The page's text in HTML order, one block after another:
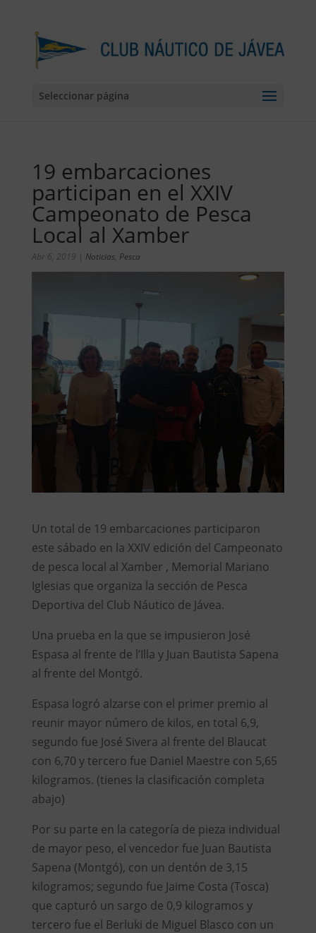
Seleccionar página
19 embarcaciones
participan en el XXIV
Campeonato de Pesca
Local al Xamber
Abr 6, 2019 | Noticias, Pesca
Un total de 19 embarcaciones participaron
este sábado en la XXIV edición del Campeonato
de pesca local al Xamber , Memorial Mariano
Iglesias que organiza la sección de Pesca
Deportiva del Club Náutico de Jávea.
Una prueba en la que se impusieron José
Espasa al frente de l’Illa y Juan Bautista Sapena
al frente del Montgó.
Espasa logró alzarse con el primer premio al
reunir mayor número de kilos, en total 6,9,
segundo fue José Sivera al frente del Blaucat
con 6,70 y tercero fue Daniel Maestre con 5,65
kilogramos. (tienes la clasificación completa
abajo)
Por su parte en la categoría de pieza individual
de mayor peso, el vencedor fue Juan Bautista
Sapena (Montgó), con un dentón de 3,15
kilogramos; segundo fue Jaime Costa (Tosca)
que capturó un sargo de 0,9 kilogramos y
tercero fue el Berluki de Miguel Blasco con un